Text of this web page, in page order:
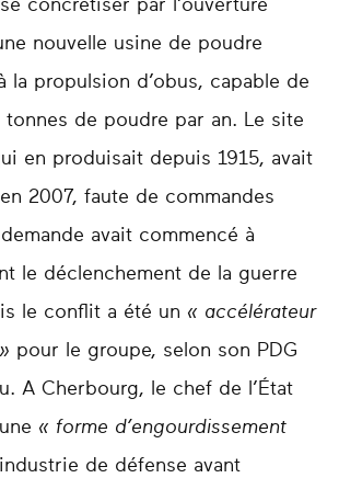
concrétiser par l’ouverture
nouvelle usine de poudre
la propulsion d’obus, capable de
de poudre par an. Le site
en produisait depuis 1915, avait
2007, faute de commandes
avait commencé à
le déclenchement de la guerre
le conflit a été un « accélérateur
pour le groupe, selon son PDG
A Cherbourg, le chef de l’État
« forme d’engourdissement
de défense avant